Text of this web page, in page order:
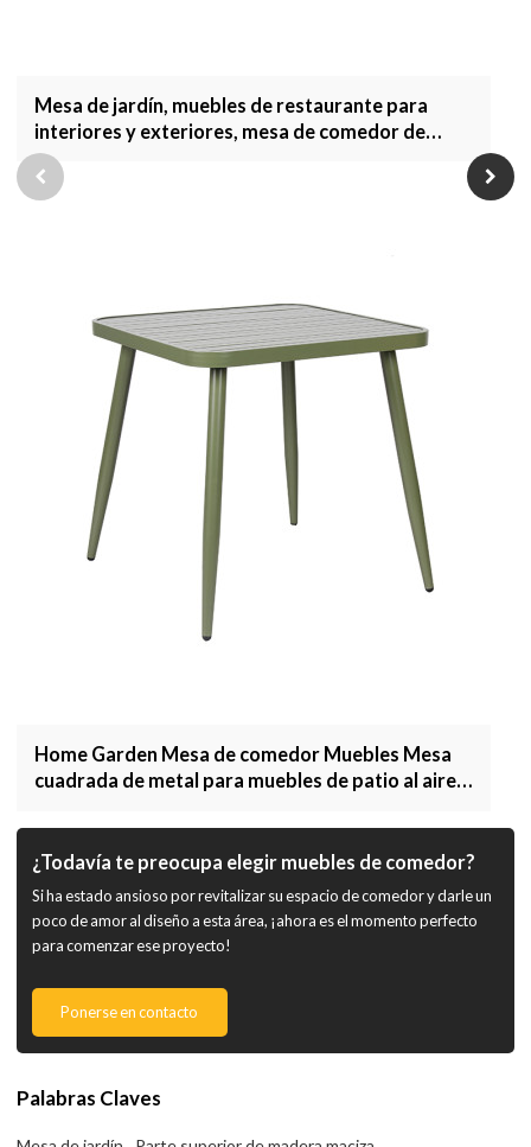
Mesa de jardín, muebles de restaurante para
interiores y exteriores, mesa de comedor de
diseño moderno
Home Garden Mesa de comedor Muebles Mesa
cuadrada de metal para muebles de patio al aire
¿Todavía te preocupa elegir muebles de comedor?
Si ha estado ansioso por revitalizar su espacio de comedor y darle un
poco de amor al diseño a esta área, ¡ahora es el momento perfecto
para comenzar ese proyecto!
Ponerse en contacto
Palabras Claves